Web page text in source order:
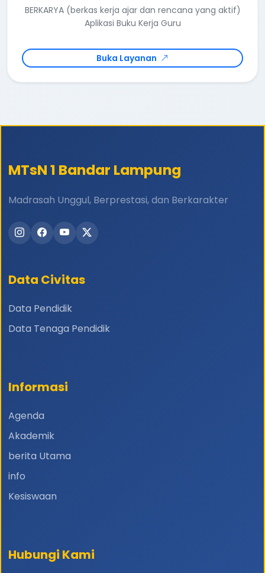
BERKARYA (berkas kerja ajar dan rencana yang aktif)
Aplikasi Buku Kerja Guru
Buka Layanan
MTsN 1 Bandar Lampung
Madrasah Unggul, Berprestasi, dan Berkarakter
Data Civitas
Data Pendidik
Data Tenaga Pendidik
Informasi
Agenda
Akademik
berita Utama
info
Kesiswaan
Hubungi Kami